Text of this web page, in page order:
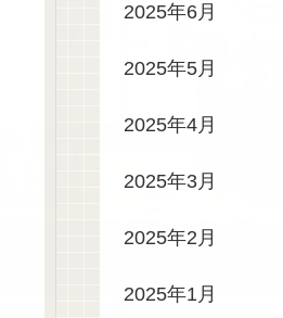
2025年6月
2025年5月
2025年4月
2025年3月
2025年2月
2025年1月